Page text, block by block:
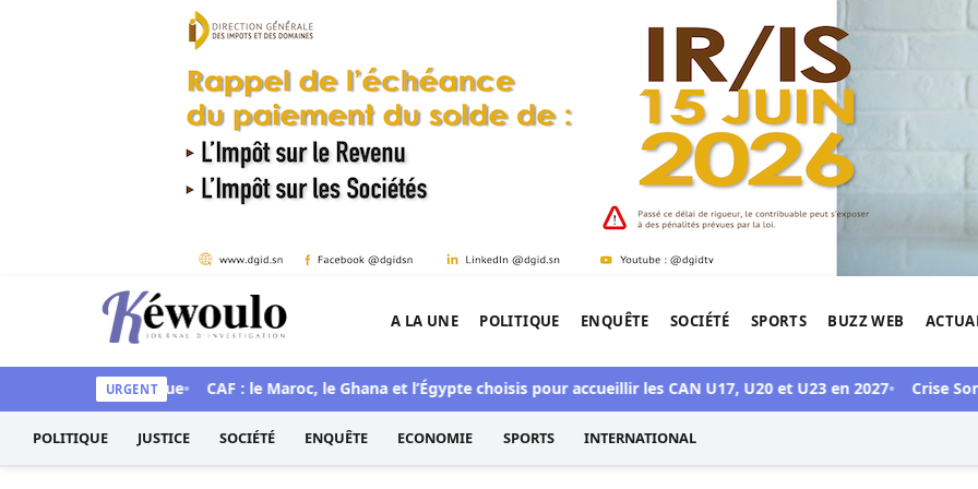
Aller au contenu
Kéwoulo, le premier site d'information et d'investigation de l'Afrique.
A LA UNE POLITIQUE ENQUÊTE SOCIÉTÉ SPORTS BUZZ WEB
URGENT
mue historique CAF : le Maroc, le Ghana et l’Égypte choisis pour accueillir les CAN U17, U20 et U23 en 2027 Crise
POLITIQUE JUSTICE SOCIÉTÉ ENQUÊTE ECONOMIE SPORTS INTERNATIONAL